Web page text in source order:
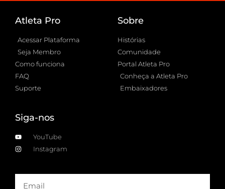
Atleta Pro
Acessar Plataforma
Seja Membro
Como funciona
FAQ
Suporte
Sobre
Histórias
Comunidade
Portal Atleta Pro
Conheça a Atleta Pro
Embaixadores
Siga-nos
YouTube
Instagram